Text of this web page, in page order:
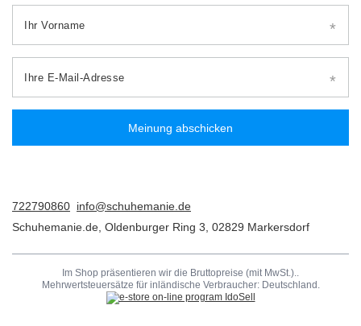
Ihr Vorname
Ihre E-Mail-Adresse
Meinung abschicken
722790860 info@schuhemanie.de
Schuhemanie.de Oldenburger Ring 3 02829 Markersdorf
Im Shop präsentieren wir die Bruttopreise (mit MwSt.)..
Mehrwertsteuersätze für inländische Verbraucher: Deutschland .